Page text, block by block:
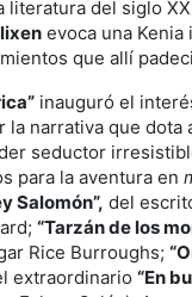
literatura del siglo
evoca una Kenia
que allí
inauguró el
la narrativa que dota
seductor
para la aventura en
Salomón”, del
“Tarzán de los
Rice Burroughs;
extraordinario “En